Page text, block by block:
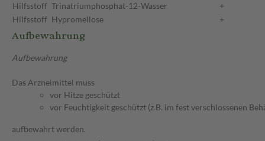
Hilfsstoff Trinatriumphosphat-12-Wasser
+
Hilfsstoff Hypromellose +
Aufbewahrung
Aufbewahrung
Das Arzneimittel muss
vor Hitze geschützt
vor Feuchtigkeit geschützt (z.B. im fest verschlossenen
aufbewahrt werden.